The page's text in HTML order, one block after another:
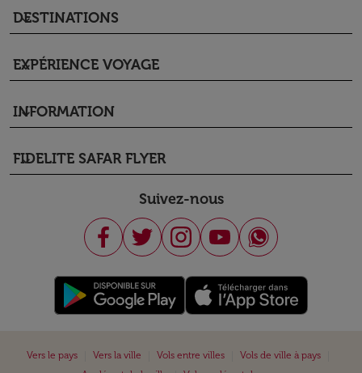
DESTINATIONS
keyboard_arrow_down
EXPÉRIENCE VOYAGE
keyboard_arrow_down
INFORMATION
keyboard_arrow_down
FIDELITE SAFAR FLYER
keyboard_arrow_down
Suivez-nous
Vers le pays Vers la ville Vols entre villes Vols de ville à pays